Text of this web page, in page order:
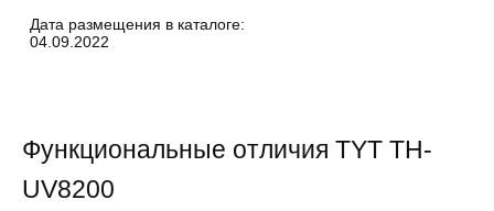
Дата размещения в каталоге:
04.09.2022
Функциональные отличия TYT TH-
UV8200